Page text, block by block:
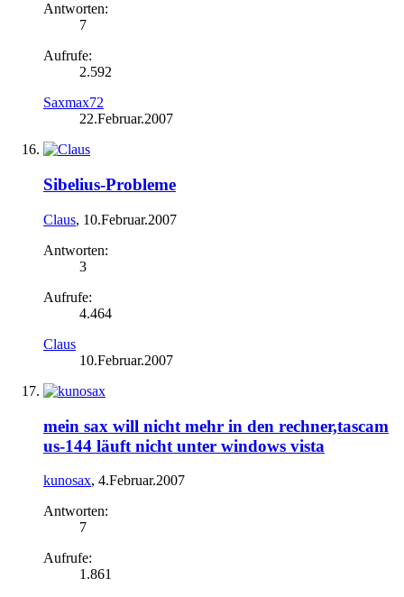
Antworten:
7
Aufrufe:
2.592
Saxmax72
22.Februar.2007
Sibelius-Probleme
Claus, 10.Februar.2007
Antworten:
3
Aufrufe:
4.464
Claus
10.Februar.2007
mein sax will nicht mehr in den rechner,tascam
us-144 läuft nicht unter windows vista
kunosax, 4.Februar.2007
Antworten:
7
Aufrufe:
1.861